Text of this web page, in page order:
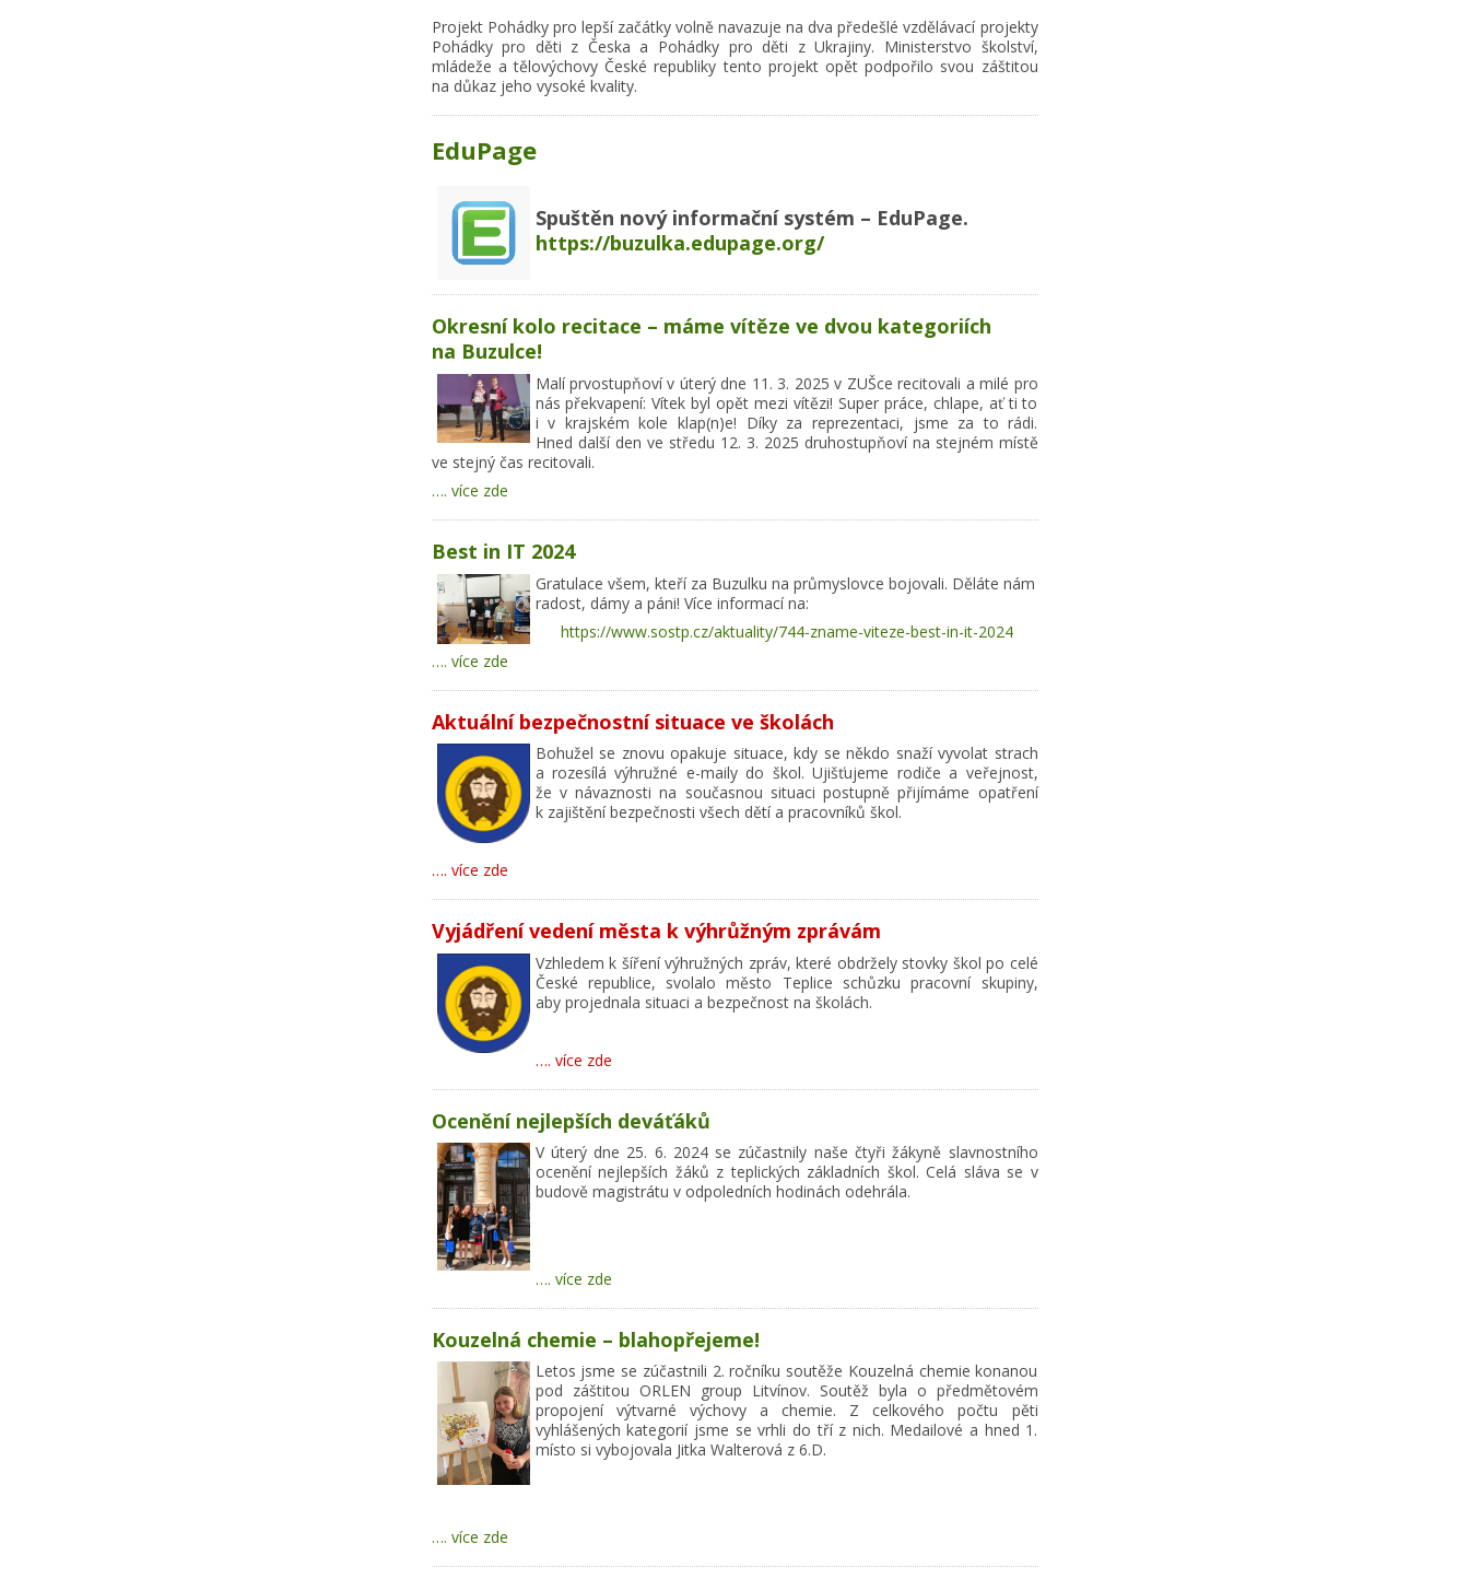
Projekt Pohádky pro lepší začátky volně navazuje na dva předešlé vzdělávací projekty
Pohádky pro děti z Česka a Pohádky pro děti z Ukrajiny. Ministerstvo školství,
mládeže a tělovýchovy České republiky tento projekt opět podpořilo svou záštitou
na důkaz jeho vysoké kvality.
EduPage
Spuštěn nový informační systém – EduPage.
https://buzulka.edupage.org/
Okresní kolo recitace – máme vítěze ve dvou kategoriích
na Buzulce!
Malí prvostupňoví v úterý dne 11. 3. 2025 v ZUŠce recitovali a milé pro
nás překvapení: Vítek byl opět mezi vítězi! Super práce, chlape, ať ti to
i v krajském kole klap(n)e! Díky za reprezentaci, jsme za to rádi.
Hned další den ve středu 12. 3. 2025 druhostupňoví na stejném místě
ve stejný čas recitovali.
…. více zde
Best in IT 2024
Gratulace všem, kteří za Buzulku na průmyslovce bojovali. Děláte nám
radost, dámy a páni! Více informací na:
https://www.sostp.cz/aktuality/744-zname-viteze-best-in-it-2024
…. více zde
Aktuální bezpečnostní situace ve školách
Bohužel se znovu opakuje situace, kdy se někdo snaží vyvolat strach
a rozesílá výhružné e-maily do škol. Ujišťujeme rodiče a veřejnost,
že v návaznosti na současnou situaci postupně přijímáme opatření
k zajištění bezpečnosti všech dětí a pracovníků škol.
…. více zde
Vyjádření vedení města k výhrůžným zprávám
Vzhledem k šíření výhružných zpráv, které obdržely stovky škol po celé
České republice, svolalo město Teplice schůzku pracovní skupiny,
aby projednala situaci a bezpečnost na školách.
…. více zde
Ocenění nejlepších deváťáků
V úterý dne 25. 6. 2024 se zúčastnily naše čtyři žákyně slavnostního
ocenění nejlepších žáků z teplických základních škol. Celá sláva se v
budově magistrátu v odpoledních hodinách odehrála.
…. více zde
Kouzelná chemie – blahopřejeme!
Letos jsme se zúčastnili 2. ročníku soutěže Kouzelná chemie konanou
pod záštitou ORLEN group Litvínov. Soutěž byla o předmětovém
propojení výtvarné výchovy a chemie. Z celkového počtu pěti
vyhlášených kategorií jsme se vrhli do tří z nich. Medailové a hned 1.
místo si vybojovala Jitka Walterová z 6.D.
…. více zde